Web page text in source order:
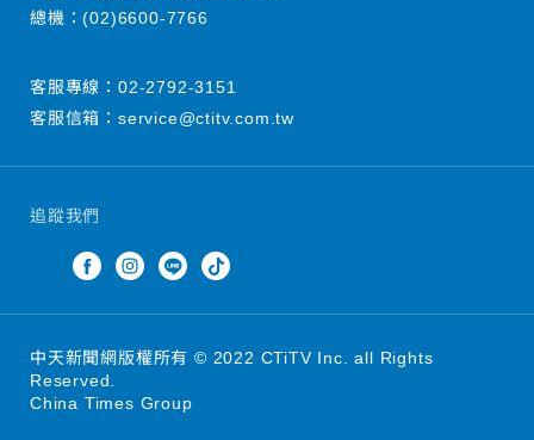
追蹤我們
總機：(02)6600-7766
客服專線： 02-2792-3151
客服信箱： service@ctitv.com.tw
中天新聞網版權所有 © 2022 CTiTV Inc. all Rights
Reserved.
China Times Group